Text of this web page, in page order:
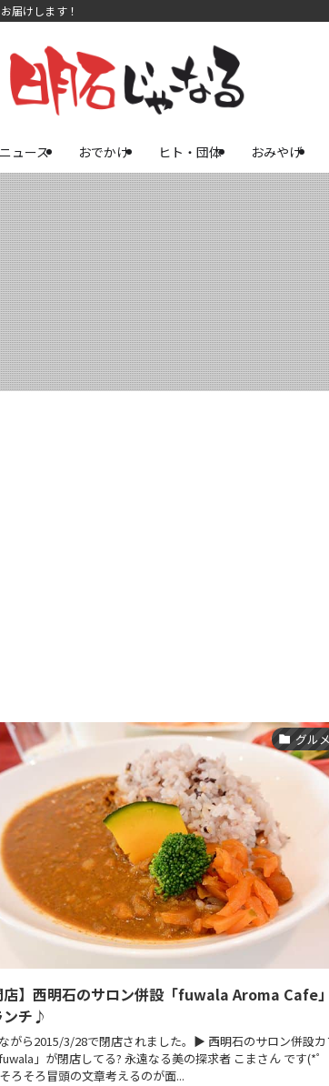
届けします！
ニュース おでかけ ヒト・団体 おみやげ
グル
店】西明石のサロン併設「fuwala Aroma Cafe
ンチ♪
がら2015/3/28で閉店されました。▶ 西明石のサロン併設カ
」が閉店してる? 永遠なる美の探求者 こまさん です(*ﾟ
ろそろ冒頭の文章考えるのが面...